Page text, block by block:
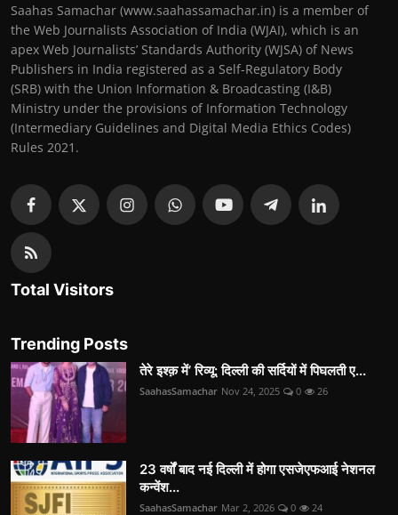
Saahas Samachar (www.saahassamachar.in) is a member of
the Web Journalists Association of India (WJAI), which is an
apex Web Journalists’ Standards Authority (WJSA) of News
Publishers in India registered as a Self-Regulatory Body
(SRB) with the Union Information & Broadcasting (I&B)
Ministry under the provisions of Information Technology
(Intermediary Guidelines and Digital Media Ethics Codes)
Rules 2021.
Total Visitors
Trending Posts
तेरे इश्क़ में’ रिव्यू: दिल्ली की सर्दियों में पिघलती ए...
SaahasSamachar Nov 24, 2025 0 26
23 वर्षों बाद नई दिल्ली में होगा एसजेएफआई नेशनल
कन्वेंश...
SaahasSamachar Mar 2, 2026 0 24